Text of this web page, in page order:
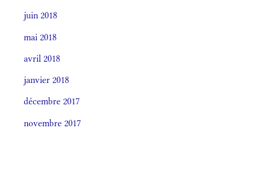
juin 2018
mai 2018
avril 2018
janvier 2018
décembre 2017
novembre 2017